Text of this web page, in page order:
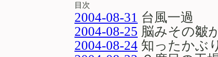
目次
2004-08-31 台風一過
2004-08-25 脳みその皺
2004-08-24 知ったかぶ